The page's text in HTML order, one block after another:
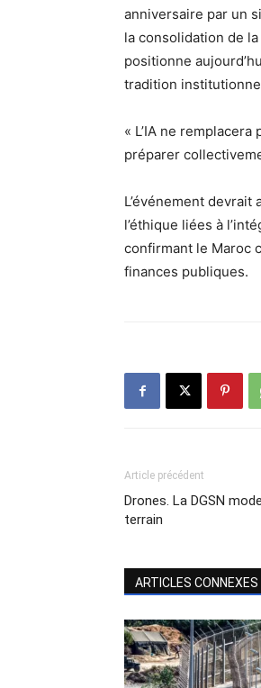
anniversaire par un
la consolidation de
positionne
tradition
« L’IA ne
préparer
L’événement
l’éthique liées à
confirmant le Maroc
finances publiques.
Article précédent
Drones. La DGSN
terrain
ARTICLES CONNEXES